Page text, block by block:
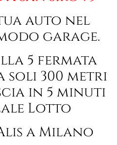
auto nel
garage.
5 fermata
soli 300 metri
in 5 minuti
Lotto
a Milano